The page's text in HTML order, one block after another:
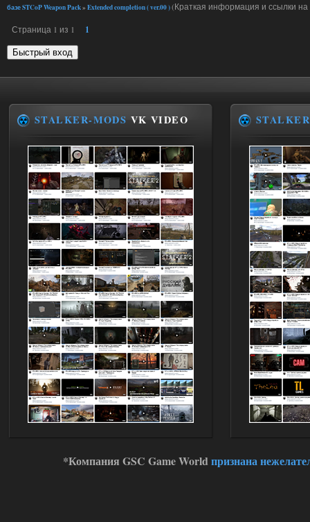
базе STCoP Weapon Pack» Extended completion ( ver.00 )(Краткая информация и ссылки на
Страница 1 из 1 1
STALKER-MODS VK VIDEO
*Компания GSC Game Worldпризнана